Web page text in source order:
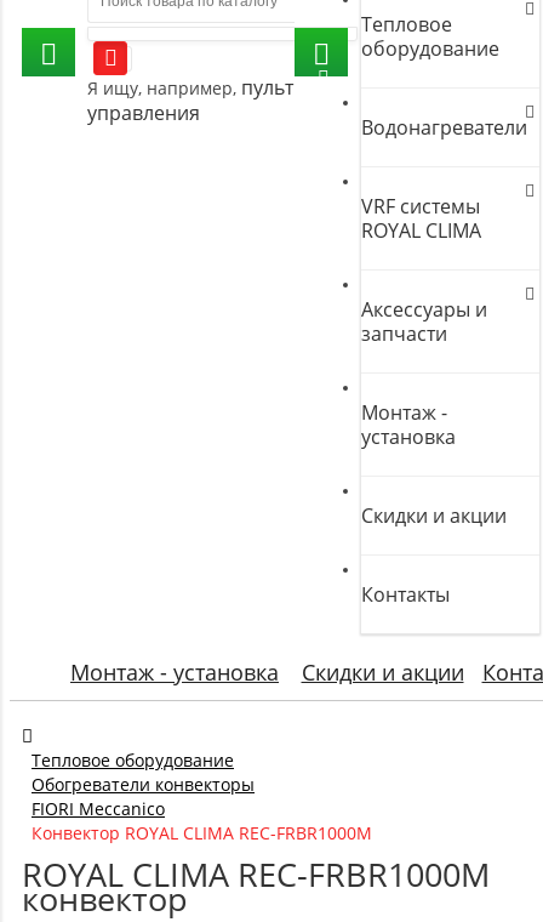
Я ищу, например, пульт
управления
Тепловое
оборудование
Водонагреватели
VRF системы
ROYAL CLIMA
Аксессуары и
запчасти
Монтаж -
установка
Скидки и акции
Контакты
Монтаж - установка Скидки и акции
Тепловое оборудование
Обогреватели конвекторы
FIORI Meccanico
Конвектор ROYAL CLIMA REC-FRBR1000M
ROYAL CLIMA REC-FRBR1000M
конвектор